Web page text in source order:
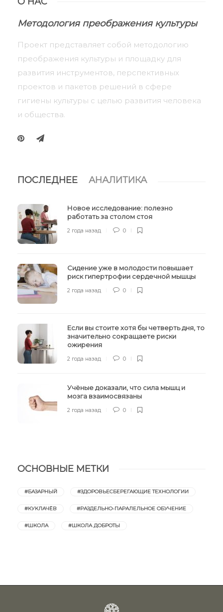
Методология преображения культуры
Проект представляет собой методологию
преображения культуры и площадку для
развития инструментов, перспективных
проектов и пакетов решений в сфере
гигиены культуры с целью развития человека
и общества.
ПОСЛЕДНЕЕ АНАЛИТИКА
Новое исследование: полезно
работать за столом стоя
2 года назад 0
Сидение уже в молодости повышает
риск гипертрофии сердечной мышцы
2 года назад 0
Если вы стоите хотя бы четверть дня, то
значительно сокращаете риски
ожирения
2 года назад 0
Учёные доказали, что сила мышц и
мозга взаимосвязаны
2 года назад 0
ОСНОВНЫЕ МЕТКИ
#БАЗАРНЫЙ #ЗДОРОВЬЕСБЕРЕГАЮЩИЕ ТЕХНОЛОГИИ
#КУКЛАЧЁВ #РАЗДЕЛЬНО-ПАРАЛЕЛЬНОЕ ОБУЧЕНИЕ
#ШКОЛА #ШКОЛА ДОБРОТЫ